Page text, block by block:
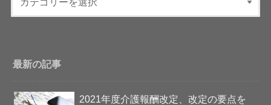
最新の記事
2021年度介護報酬改定、改定の要点を